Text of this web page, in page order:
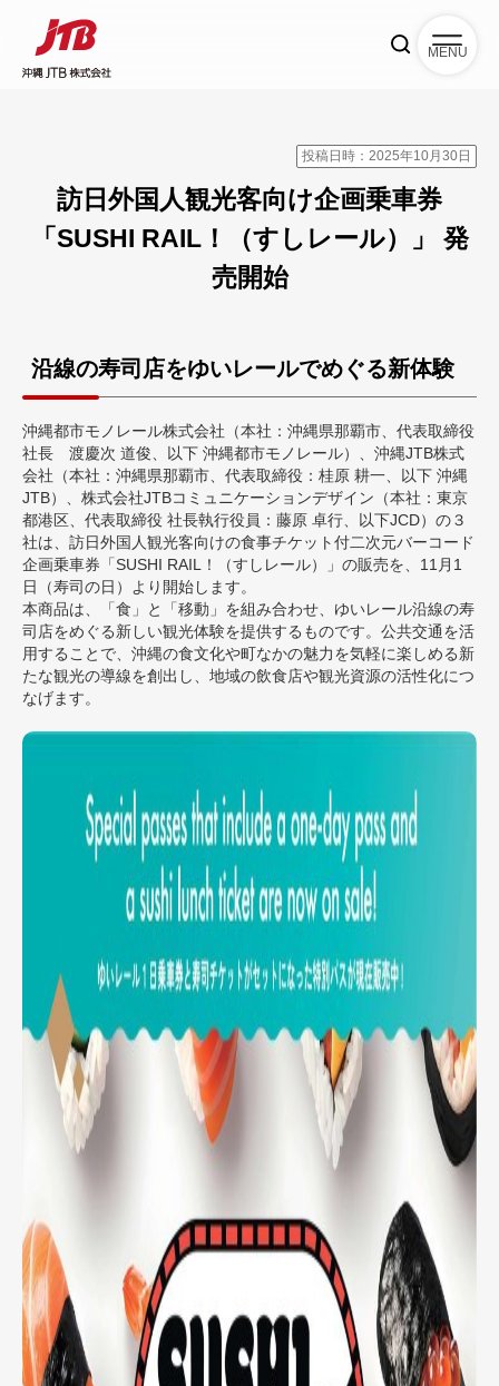
MENU
投稿日時：2025年10月30日
訪日外国人観光客向け企画乗車券
「SUSHI RAIL！（すしレール）」 発
売開始
沿線の寿司店をゆいレールでめぐる新体験
沖縄都市モノレール株式会社（本社：沖縄県那覇市、代表取締役
社長 渡慶次 道俊、以下 沖縄都市モノレール）、沖縄JTB株式
会社（本社：沖縄県那覇市、代表取締役：桂原 耕一、以下 沖縄
JTB）、株式会社JTBコミュニケーションデザイン（本社：東京
都港区、代表取締役 社長執行役員：藤原 卓行、以下JCD）の３
社は、訪日外国人観光客向けの食事チケット付二次元バーコード
企画乗車券「SUSHI RAIL！（すしレール）」の販売を、11月1
日（寿司の日）より開始します。
本商品は、「食」と「移動」を組み合わせ、ゆいレール沿線の寿
司店をめぐる新しい観光体験を提供するものです。公共交通を活
用することで、沖縄の食文化や町なかの魅力を気軽に楽しめる新
たな観光の導線を創出し、地域の飲食店や観光資源の活性化につ
なげます。